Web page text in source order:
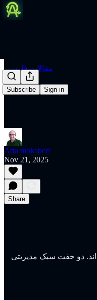
Subscribe Sign in
مقالات فارسی
Arta mokaberi
Nov 21, 2025
Share
دو جفت سبک مدیریتی